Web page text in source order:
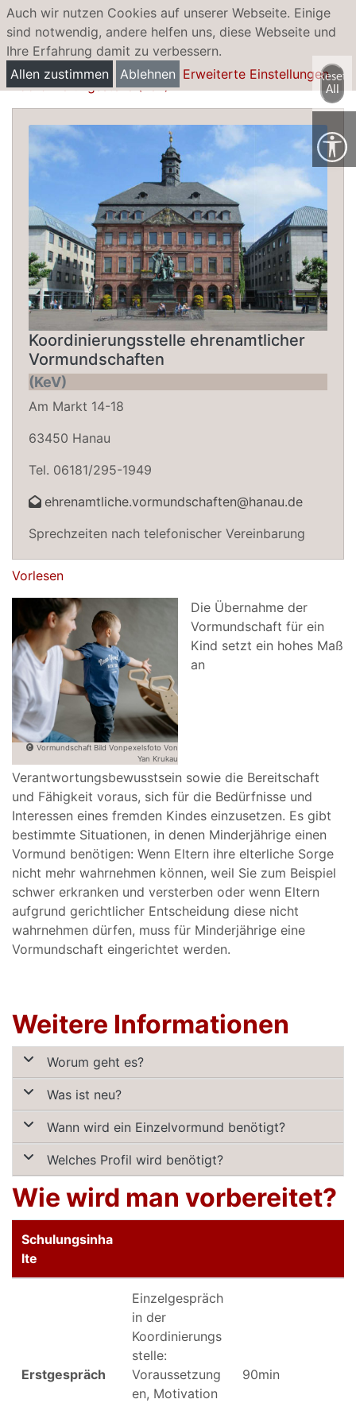
Auch wir nutzen Cookies auf unserer Webseite. Einige
sind notwendig, andere helfen uns, diese Webseite und
Ihre Erfahrung damit zu verbessern.
Allen zustimmen
Ablehnen Erweiterte Einstellungen
Ehrenamtliche Vormundschaften
Koordinierungsstelle (KeV)
Vorlesen
Vormundschaft Bild Vonpexelsfoto Von
Yan Krukau
Die Übernahme der
Vormundschaft für ein
Kind setzt ein hohes Maß
an
Verantwortungsbewusstsein sowie die Bereitschaft
und Fähigkeit voraus, sich für die Bedürfnisse und
Interessen eines fremden Kindes einzusetzen. Es gibt
bestimmte Situationen, in denen Minderjährige einen
Vormund benötigen: Wenn Eltern ihre elterliche Sorge
nicht mehr wahrnehmen können, weil Sie zum Beispiel
schwer erkranken und versterben oder wenn Eltern
aufgrund gerichtlicher Entscheidung diese nicht
wahrnehmen dürfen, muss für Minderjährige eine
Vormundschaft eingerichtet werden.
Weitere Informationen
Worum geht es?
Was ist neu?
Wann wird ein Einzelvormund benötigt?
Welches Profil wird benötigt?
Wie wird man vorbereitet?
Schulungsinha
lte
Erstgespräch
Einzelgespräch
in der
Koordinierungs
stelle:
Voraussetzung
en, Motivation
90min
Koordinierungsstelle ehrenamtlicher
Vormundschaften
(KeV)
Am Markt 14-18
63450 Hanau
Tel. 06181/295-1949
ehrenamtliche.vormundschaften@hanau.de
Sprechzeiten nach telefonischer Vereinbarung
Reset
All